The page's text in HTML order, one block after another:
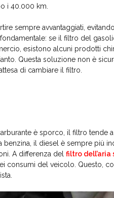
i 40.000 km.
sempre avvantaggiati,
se il filtro del
esistono alcuni prodotti
Questa soluzione non è
di cambiare il filtro.
è sporco, il filtro tende
benzina, il diesel è sempre più
A differenza delfiltro dell’aria
del veicolo. Questo,